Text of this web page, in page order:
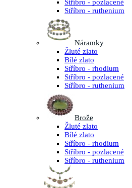
Stříbro - pozlacené
Stříbro - ruthenium
Náramky
Žluté zlato
Bílé zlato
Stříbro - rhodium
Stříbro - pozlacené
Stříbro - ruthenium
Brože
Žluté zlato
Bílé zlato
Stříbro - rhodium
Stříbro - pozlacené
Stříbro - ruthenium